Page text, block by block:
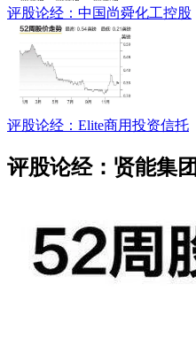
评股论经：中国尚舜化工控股
评股论经：Elite商用投资信托
评股论经：贤能集团